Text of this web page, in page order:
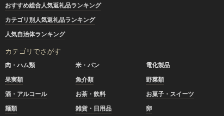
おすすめ総合人気返礼品ランキング
カテゴリ別人気返礼品ランキング
人気自治体ランキング
カテゴリでさがす
肉・ハム類 米・パン
電化製品
果実類
魚介類
野菜類
酒・アルコール
お茶・飲料
お菓子・スイーツ
麺類
雑貨・日用品
卵